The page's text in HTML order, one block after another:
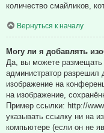
количество смайликов,
Вернуться к началу
Могу ли я добавлять
Да, вы можете
администратор разрешил
изображение на
на изображение,
Пример ссылки: http://
указывать ссылку ни на
компьютере (если он не